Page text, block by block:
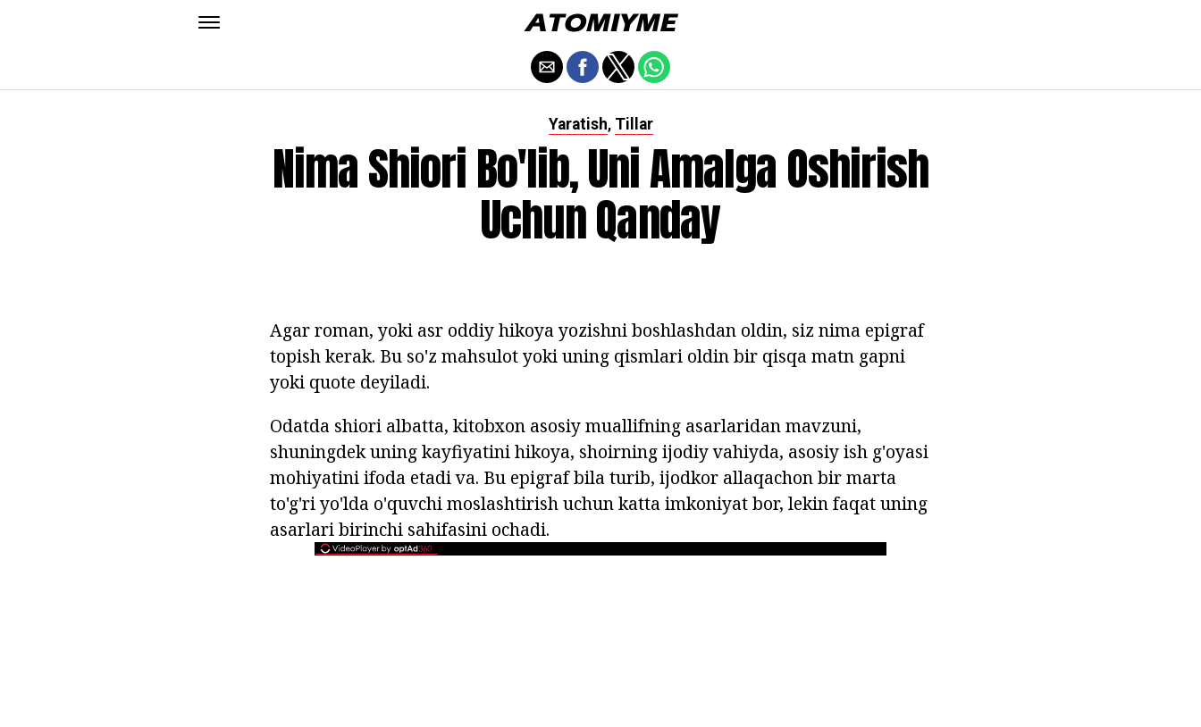
Yaratish, Tillar
Nima Shiori Bo'lib, Uni Amalga Oshirish
Uchun Qanday
Agar roman, yoki asr oddiy hikoya yozishni boshlashdan oldin, siz nima epigraf
topish kerak. Bu so'z mahsulot yoki uning qismlari oldin bir qisqa matn gapni
yoki quote deyiladi.
Odatda shiori albatta, kitobxon asosiy muallifning asarlaridan mavzuni,
shuningdek uning kayfiyatini hikoya, shoirning ijodiy vahiyda, asosiy ish g'oyasi
mohiyatini ifoda etadi va. Bu epigraf bila turib, ijodkor allaqachon bir marta
to'g'ri yo'lda o'quvchi moslashtirish uchun katta imkoniyat bor, lekin faqat uning
asarlari birinchi sahifasini ochadi.